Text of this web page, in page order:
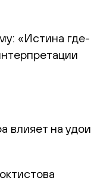
«Истина где-
влияет на удои